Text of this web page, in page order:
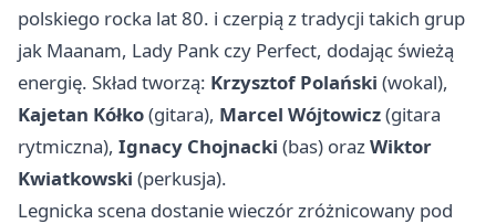
polskiego rocka lat 80. i czerpią z tradycji takich grup
jak Maanam, Lady Pank czy Perfect, dodając świeżą
energię. Skład tworzą: Krzysztof Polański (wokal),
Kajetan Kółko(gitara), Marcel Wójtowicz(gitara
rytmiczna), Ignacy Chojnacki (bas) orazWiktor
Kwiatkowski (perkusja).
Legnicka scena dostanie wieczór zróżnicowany pod